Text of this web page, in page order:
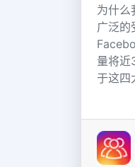
为什么
广泛的
量将近
于这四